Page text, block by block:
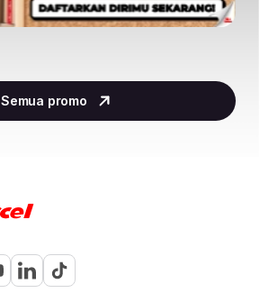
Semua promo